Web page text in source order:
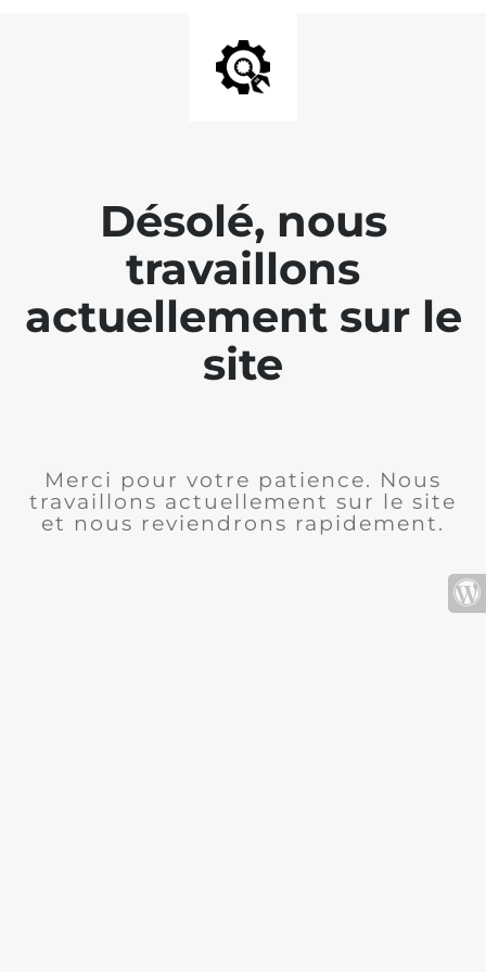
Désolé, nous
travaillons
actuellement sur le
site
Merci pour votre patience. Nous
travaillons actuellement sur le site
et nous reviendrons rapidement.